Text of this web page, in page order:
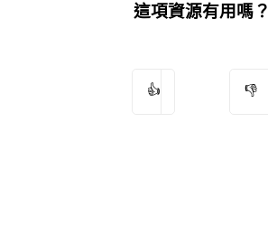
這項資源有用嗎？
👍 👎